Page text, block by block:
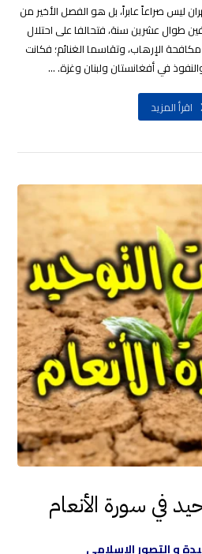
ليس صراعاً عابراً، بل هو الفصل الأخير من
طوال عشرين سنة، فتحالفا على احتلال
الإرهاب، وتقاسما الغنائم؛ فكانت
في أفغانستان ولبنان وغزة. ...
اقرأ المزيد
في سورة الأنعام
و التصور الإسلامي